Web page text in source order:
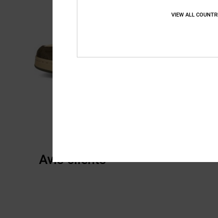
Avis clients
VIEW ALL